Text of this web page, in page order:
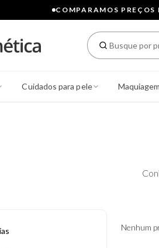
COMPARAMOS PREÇOS
Cuidados para pele Maquiagem
Nenhum